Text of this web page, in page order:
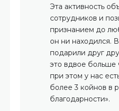
Эта активность
сотрудников и
признанием до
он ни находился.
подарили друг
это вдвое больше
при этом у нас
более 3 койнов в
благодарности».